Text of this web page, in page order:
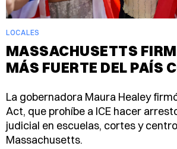
LOCALES
MASSACHUSETTS
MÁS FUERTE DEL PAÍS
La gobernadora Maura Healey
Act, que prohíbe a ICE hacer
judicial en escuelas, cortes y
Massachusetts.